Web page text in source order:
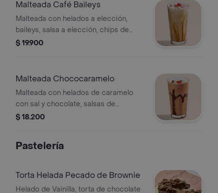
Malteada Café Baileys
Malteada con helados a elección,
baileys, salsa a elección, chips de
chocolate y cereza.
$ 19.900
Malteada Chococaramelo
Malteada con helados de caramelo
con sal y chocolate, salsas de
chocolate y caramelo y soyas
$ 18.200
Pastelería
Torta Helada Pecado de Brownie
Helado de Vainilla, torta de chocolate